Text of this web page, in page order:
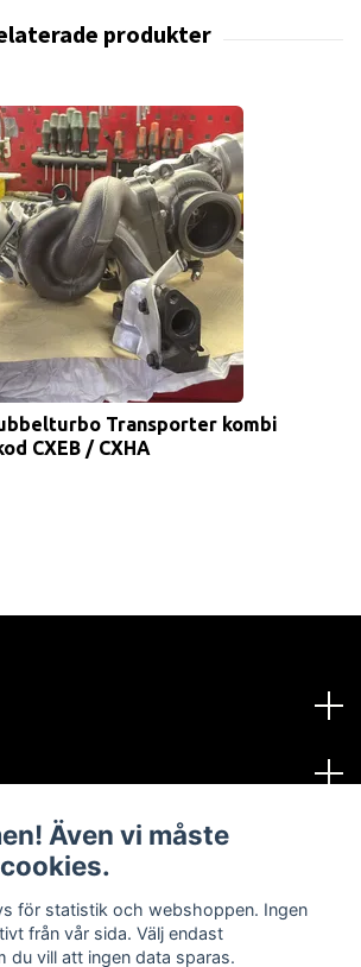
Transporter kombi
CXEB / CXHA
Även vi måste
för statistik och webshoppen. Ingen
från vår sida. Välj endast
du vill att ingen data sparas.